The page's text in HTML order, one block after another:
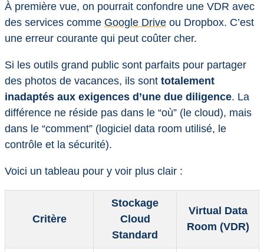
À première vue, on pourrait confondre une VDR avec
des services comme Google Drive ou Dropbox. C’est
une erreur courante qui peut coûter cher.
Si les outils grand public sont parfaits pour partager
des photos de vacances, ils sont totalement
inadaptés aux exigences d’une due diligence. La
différence ne réside pas dans le “où” (le cloud), mais
dans le “comment” (logiciel data room utilisé, le
contrôle et la sécurité).
Voici un tableau pour y voir plus clair :
Critère
Stockage
Cloud
Standard
Virtual Data
Room (VDR)